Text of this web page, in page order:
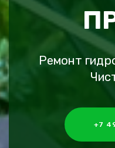
Ремонт
+7